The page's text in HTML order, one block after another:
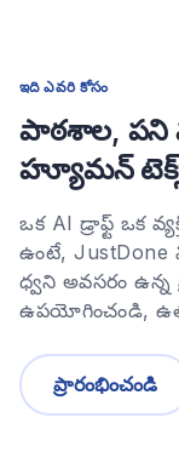
ఇది ఎవరి కోసం
పాఠశాల, పని
హ్యూమన్
ఒక AI డ్రాఫ్ట్ ఒక
ఉంటే,
ధ్వని అవసరం
ఉపయోగించండి,
ప్రారంభించండి